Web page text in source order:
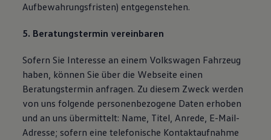
Aufbewahrungsfristen) entgegenstehen.
5. Beratungstermin vereinbaren
Sofern Sie Interesse an einem Volkswagen Fahrzeug
haben, können Sie über die Webseite einen
Beratungstermin anfragen. Zu diesem Zweck werden
von uns folgende personenbezogene Daten erhoben
und an uns übermittelt: Name, Titel, Anrede, E-Mail-
Adresse; sofern eine telefonische Kontaktaufnahme